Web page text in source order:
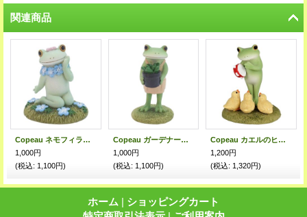
関連商品
Copeau ネモフィラ畑のコポミ
1,000円
(税込: 1,100円)
Copeau ガーデナーのカエル
1,000円
(税込: 1,100円)
Copeau カエルのヒヨコ幼稚園
1,200円
(税込: 1,320円)
ホーム | ショッピングカート